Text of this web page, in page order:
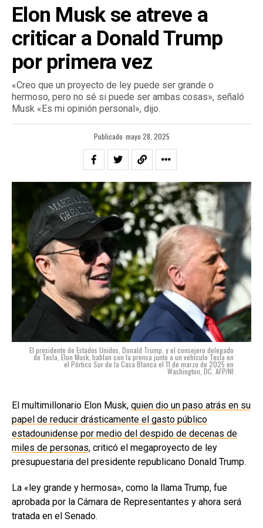
Elon Musk se atreve a
criticar a Donald Trump
por primera vez
«Creo que un proyecto de ley puede ser grande o
hermoso, pero no sé si puede ser ambas cosas», señaló
Musk «Es mi opinión personal», dijo.
Publicado mayo 28, 2025
El presidente de Estados Unidos, Donald Trump, y el consejero delegado
de Tesla, Elon Musk, hablan con la prensa junto a un vehículo Tesla en
el Pórtico Sur de la Casa Blanca el 11 de marzo de 2025 en
Washington, DC. AFP/NI
El multimillonario Elon Musk, quien dio un paso atrás en su
papel de reducir drásticamente el gasto público
estadounidense por medio del despido de decenas de
miles de personas, criticó el megaproyecto de ley
presupuestaria del presidente republicano Donald Trump.
La «ley grande y hermosa», como la llama Trump, fue
aprobada por la Cámara de Representantes y ahora será
tratada en el Senado.